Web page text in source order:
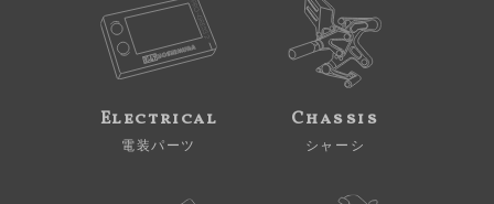
Electrical
電装パーツ
Chassis
シャーシ